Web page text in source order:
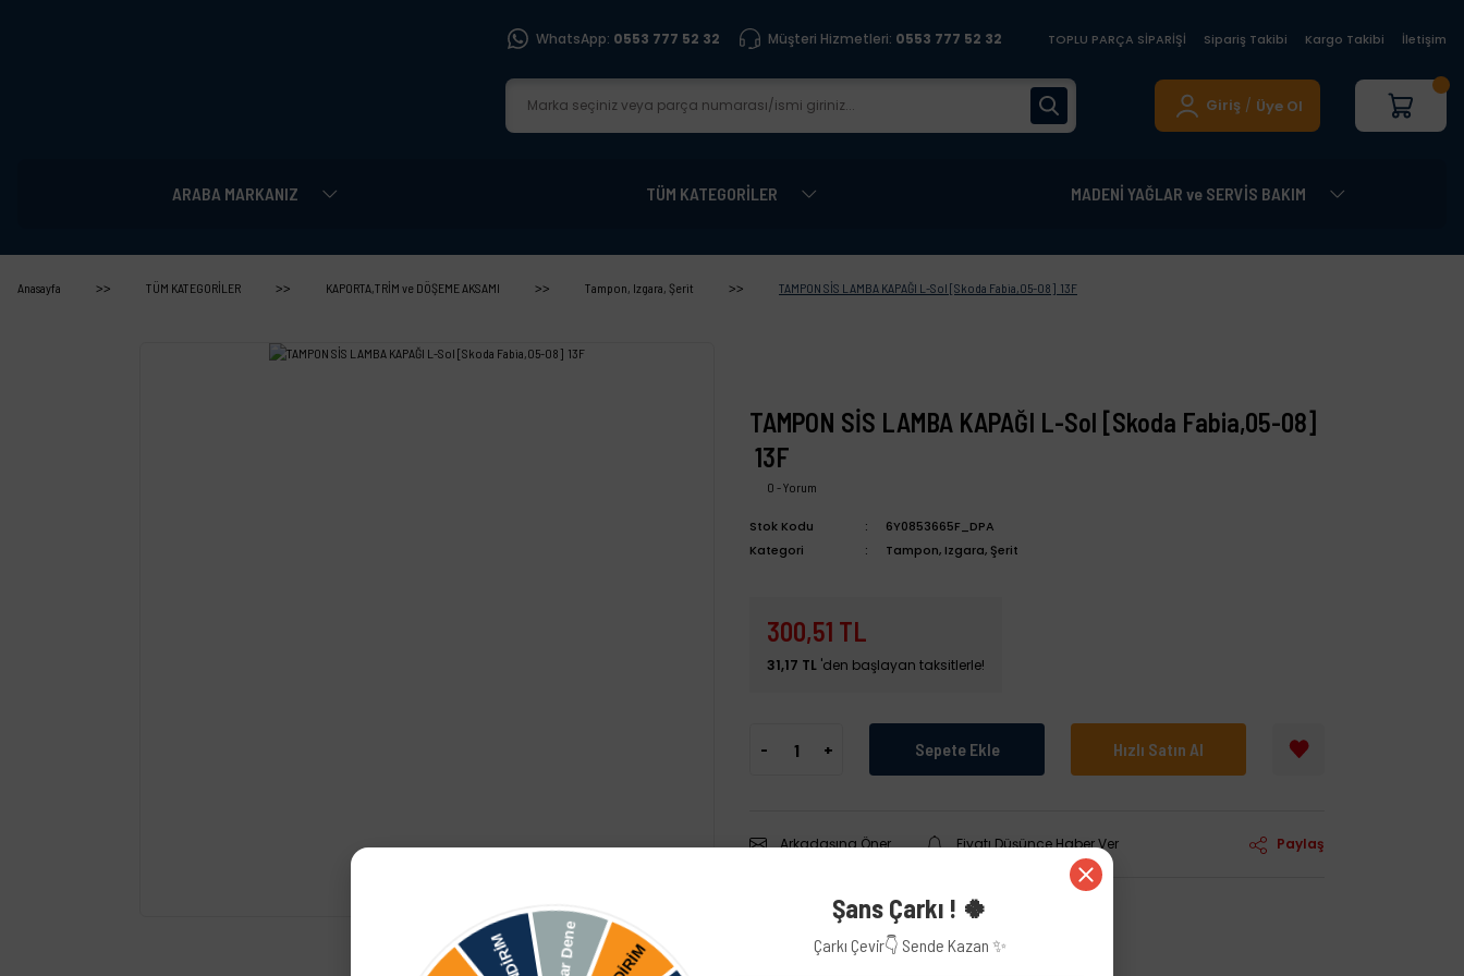
WhatsApp: 0553 777 52 32 Müşteri Hizmetleri: 0553 777 52 32 TOPLU PARÇA SİPARİŞİ Sipariş Takibi Kargo Takibi İletişim
Giriş / Üye Ol
ARABA MARKANIZ TÜM KATEGORİLER MADENİ YAĞLAR ve SERVİS BAKIM
Anasayfa TÜM KATEGORİLER KAPORTA,TRİM ve DÖŞEME AKSAMI Tampon, Izgara, Şerit TAMPON SİS LAMBA KAPAĞI L-Sol [Skoda Fabia,05-08] 13F
TAMPON SİS LAMBA KAPAĞI L-Sol [Skoda Fabia,05-08]
13F
0 - Yorum
Stok Kodu
6Y0853665F_DPA
Kategori
Tampon, Izgara, Şerit
300,51 TL
31,17 TL 'den başlayan taksitlerle!
- + Sepete Ekle Hızlı Satın Al
Arkadaşına Öner Fiyatı Düşünce Haber Ver Paylaş
Şans Çarkı ! 🍀
Çarkı Çevir👇 Sende Kazan ✨